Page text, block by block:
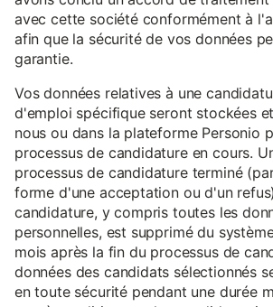
avec cette société conformément à
afin que la sécurité de vos données
garantie.
Vos données relatives à une
d'emploi spécifique seront stockées
nous ou dans la plateforme Personio
processus de candidature en cours.
processus de candidature terminé
forme d'une acceptation ou d'un
candidature, y compris toutes les
personnelles, est supprimé du
mois après la fin du processus de
données des candidats sélectionnés
en toute sécurité pendant une durée